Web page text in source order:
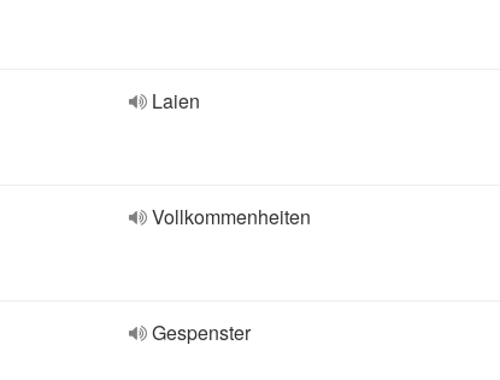
Laien
Vollkommenheiten
Gespenster